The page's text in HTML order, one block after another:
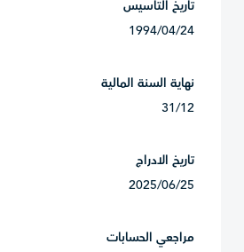
تاريخ التأسيس
1994/04/24
نهاية السنة المالية
31/12
تاريخ الادراج
2025/06/25
مراجعي الحسابات